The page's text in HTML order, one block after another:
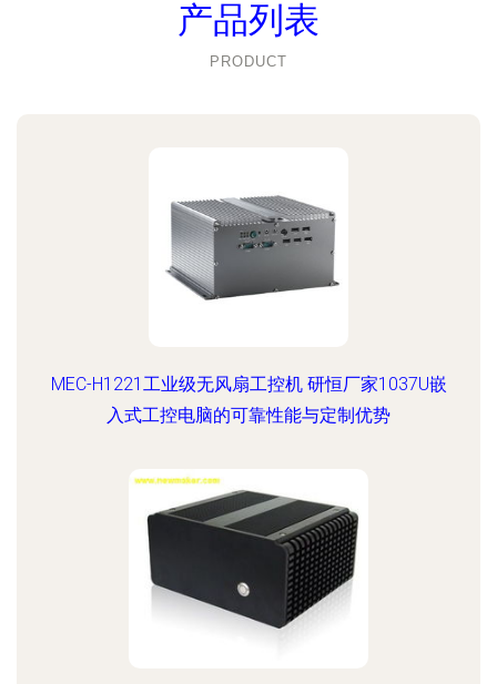
产品列表
PRODUCT
MEC-H1221工业级无风扇工控机 研恒厂家1037U嵌
入式工控电脑的可靠性能与定制优势